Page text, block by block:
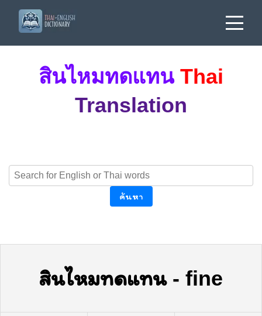
สินไหมทดแทน Thai
Translation
ค้นหา
สินไหมทดแทน- fine